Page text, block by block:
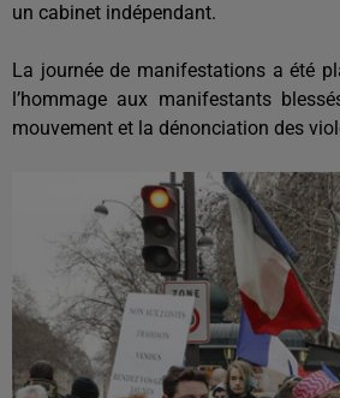
un cabinet indépendant.
La journée de manifestations a été
l’hommage aux manifestants
mouvement et la dénonciation des